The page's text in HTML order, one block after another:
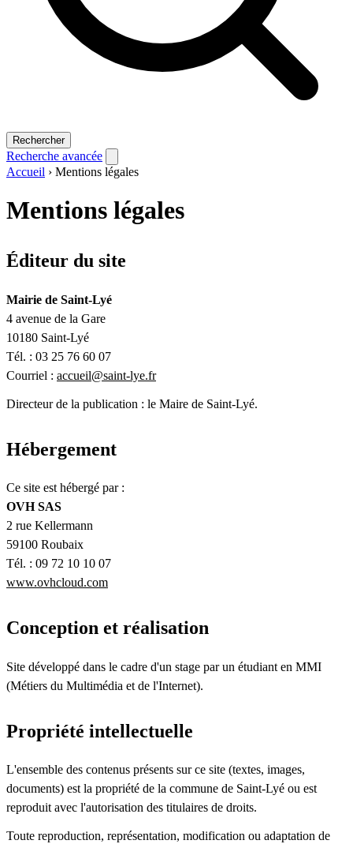
Rechercher
Recherche avancée
Accueil › Mentions légales
Mentions légales
Éditeur du site
Mairie de Saint-Lyé
4 avenue de la Gare
10180 Saint-Lyé
Tél. : 03 25 76 60 07
Courriel : accueil@saint-lye.fr
Directeur de la publication : le Maire de Saint-Lyé.
Hébergement
Ce site est hébergé par :
OVH SAS
2 rue Kellermann
59100 Roubaix
Tél. : 09 72 10 10 07
www.ovhcloud.com
Conception et réalisation
Site développé dans le cadre d'un stage par un étudiant en MMI
(Métiers du Multimédia et de l'Internet).
Propriété intellectuelle
L'ensemble des contenus présents sur ce site (textes, images,
documents) est la propriété de la commune de Saint-Lyé ou est
reproduit avec l'autorisation des titulaires de droits.
Toute reproduction, représentation, modification ou adaptation de